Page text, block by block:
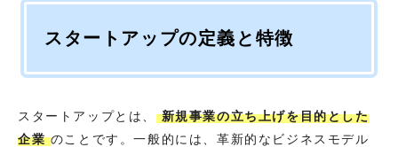
スタートアップの定義と特徴
スタートアップとは、 新規事業の立ち上げを目的とした
企業のことです。一般的には、革新的なビジネスモデル